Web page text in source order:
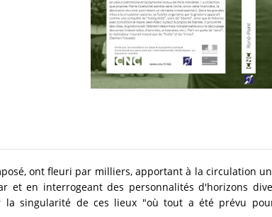
ont fleuri par milliers, apportant à la circulation
et en interrogeant des personnalités d'horizons
la singularité de ces lieux "où tout a été prévu